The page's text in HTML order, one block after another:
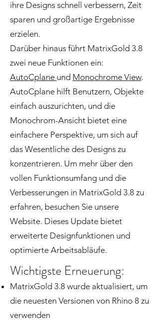
ihre Designs schnell verbessern, Zeit
sparen und großartige Ergebnisse
erzielen.
Darüber hinaus führt MatrixGold 3.8
zwei neue Funktionen ein:
AutoCplane und Monochrome View.
AutoCplane hilft Benutzern, Objekte
einfach auszurichten, und die
Monochrom-Ansicht bietet eine
einfachere Perspektive, um sich auf
das Wesentliche des Designs zu
konzentrieren. Um mehr über den
vollen Funktionsumfang und die
Verbesserungen in MatrixGold 3.8 zu
erfahren, besuchen Sie unsere
Website. Dieses Update bietet
erweiterte Designfunktionen und
optimierte Arbeitsabläufe.
Wichtigste Erneuerung:
MatrixGold 3.8 wurde aktualisiert, um
die neuesten Versionen von Rhino 8 zu
verwenden